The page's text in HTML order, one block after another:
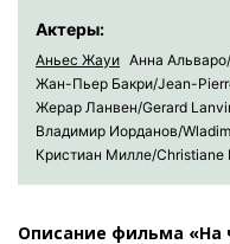
Актеры:
Аньес Жауи Анна
Жан-Пьер Бакри/Jean-
Жерар Ланвен/Gerard
Владимир Иорданов/
Кристиан Милле/Christiane
Описание фильма «На